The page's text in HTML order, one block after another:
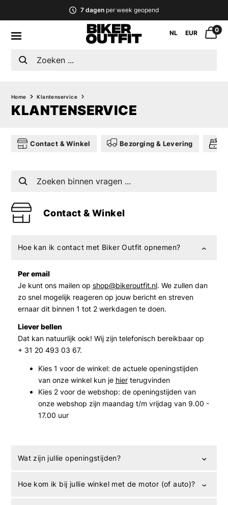
7 dagen per week geopend
NL EUR 0
Home Klantenservice
KLANTENSERVICE
Contact & Winkel Bezorging & Levering
Contact & Winkel
Hoe kan ik contact met Biker Outfit opnemen?
Per email
Je kunt ons mailen op shop@bikeroutfit.nl. We zullen dan
zo snel mogelijk reageren op jouw bericht en streven
ernaar dit binnen 1 tot 2 werkdagen te doen.
Liever bellen
Dat kan natuurlijk ook! Wij zijn telefonisch bereikbaar op
+ 31 20 493 03 67.
Kies 1 voor de winkel: de actuele openingstijden
van onze winkel kun je hierterugvinden
Kies 2 voor de webshop: de openingstijden van
onze webshop zijn maandag t/m vrijdag van 9.00 -
17.00 uur
Wat zijn jullie openingstijden?
Hoe kom ik bij jullie winkel met de motor (of auto)?